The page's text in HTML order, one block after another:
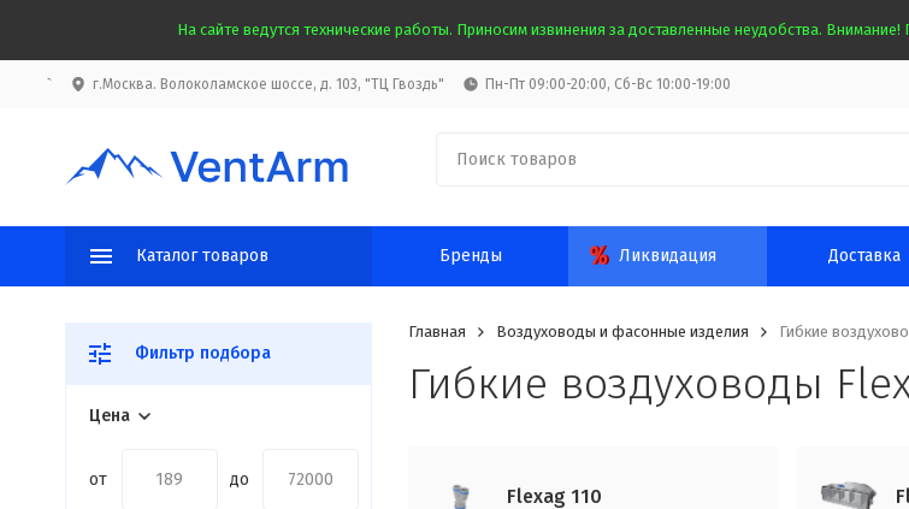
На сайте ведутся технические работы. Приносим извинения за доставленные неудобства.
` г.Москва. Волоколамское шоссе, д. 103, "ТЦ Гвоздь" Пн-Пт 09:00-20:00, Сб-Вс 10:00-19:00
Каталог товаров Бренды Ликвидация Доставка
Главная Воздуховоды и фасонные изделия Гибкие
Гибкие воздуховоды
Flexag 110
Фильтр подбора
Цена
от до